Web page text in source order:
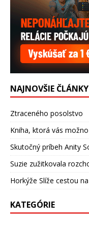
NAJNOVŠIE ČLÁNKY
Ztraceného posolstvo
Kniha, ktorá vás
Skutočný príbeh Anity
Suzie zužitkovala
Horkýže Slíže cestou
KATEGÓRIE